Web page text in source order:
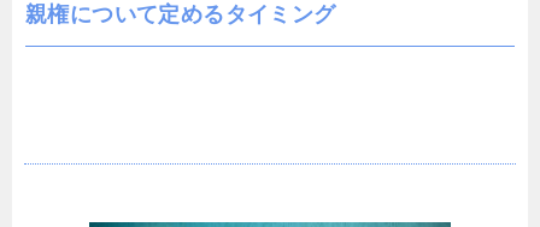
親権について定めるタイミング